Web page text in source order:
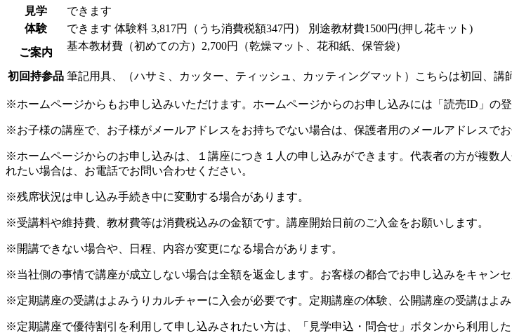
見学
できます
体験
できます 体験料 3,817円（うち消費税額347円）
別途教材費1500円(押し花キット)
ご案内
基本教材費（初めての方）2,700円（乾燥マット、花和紙、保管袋）
初回持参品 筆記用具、（ハサミ、カッター、ティッシュ、カッティングマット）こちらは初回、講
※ホームページからもお申し込みいただけます。ホームページからのお申し込みには「読売ID」の
※お子様の講座で、お子様がメールアドレスをお持ちでない場合は、保護者用のメールアドレスで
※ホームページからのお申し込みは、１講座につき１人の申し込みができます。代表者の方が複数
れたい場合は、お電話でお問い合わせください。
※残席状況は申し込み手続き中に変動する場合があります。
※受講料や維持費、教材費等は消費税込みの金額です。講座開始日前のご入金をお願いします。
※開講できない場合や、日程、内容が変更になる場合があります。
※当社側の事情で講座が成立しない場合は全額を返金します。お客様の都合でお申し込みをキャン
※定期講座の受講はよみうりカルチャーに入会が必要です。定期講座の体験、公開講座の受講はよみ
※定期講座で優待割引を利用して申し込みされたい方は、「見学申込・問合せ」ボタンから利用し